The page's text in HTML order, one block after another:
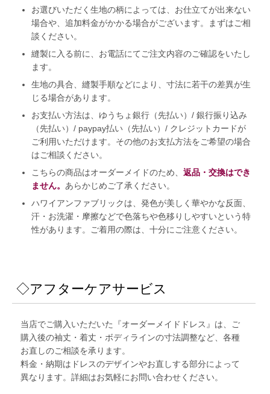
お選びいただく生地の柄によっては、お仕立てが出来ない
場合や、追加料金がかかる場合がございます。まずはご相
談ください。
縫製に入る前に、お電話にてご注文内容のご確認をいたし
ます。
生地の具合、縫製手順などにより、寸法に若干の差異が生
じる場合があります。
お支払い方法は、ゆうちょ銀行（先払い）/ 銀行振り込み
（先払い）/ paypay払い（先払い）/ クレジットカードが
ご利用いただけます。その他のお支払方法をご希望の場合
はご相談ください。
こちらの商品はオーダーメイドのため、 返品・交換はでき
ません。 あらかじめご了承ください。
ハワイアンファブリックは、発色が美しく華やかな反面、
汗・お洗濯・摩擦などで色落ちや色移りしやすいという特
性があります。ご着用の際は、十分にご注意ください。
◇アフターケアサービス
当店でご購入いただいた『オーダーメイドドレス』は、ご
購入後の袖丈・着丈・ボディラインの寸法調整など、各種
お直しのご相談を承ります。
料金・納期はドレスのデザインやお直しする部分によって
異なります。詳細はお気軽にお問い合わせください。